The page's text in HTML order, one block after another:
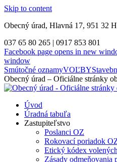
Skip to content
Obecný úrad, Hlavná 17, 951 32
037 65 80 265 | 0917 853 801
Facebook page opens in new
window
Smútočné oznamyVOĽBY
Obecný úrad – Oficiálne stránky
Úvod
Úradná tabuľa
Zastupiteľstvo
Poslanci OZ
Rokovací poriadok
Etický kódex
Zásady odmeňovania